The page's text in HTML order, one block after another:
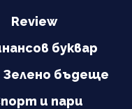
Review
буквар
Зелено бъдеще
и пари